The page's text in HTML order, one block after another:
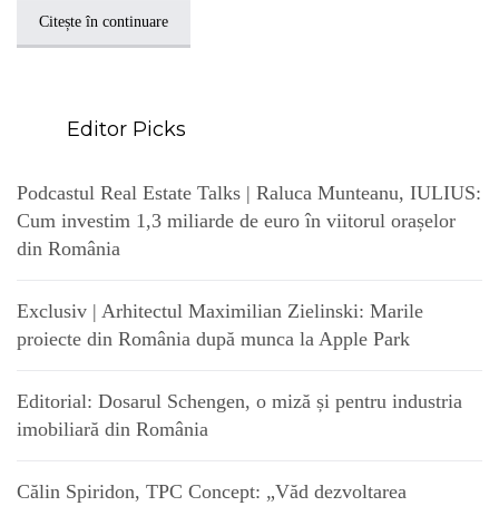
Citește în continuare
Editor Picks
Podcastul Real Estate Talks | Raluca Munteanu, IULIUS:
Cum investim 1,3 miliarde de euro în viitorul orașelor
din România
Exclusiv | Arhitectul Maximilian Zielinski: Marile
proiecte din România după munca la Apple Park
Editorial: Dosarul Schengen, o miză și pentru industria
imobiliară din România
Călin Spiridon, TPC Concept: „Văd dezvoltarea